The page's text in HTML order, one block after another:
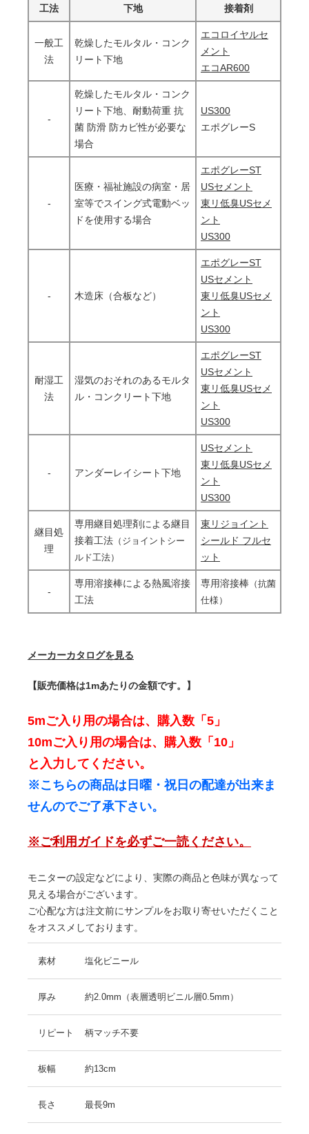
工法 下地 接着剤
一般工
法
乾燥したモルタル・コンク
リート下地
エコロイヤルセ
メント
エコAR600
-
乾燥したモルタル・コンク
リート下地、耐動荷重 抗
菌 防滑 防カビ性が必要な
場合
US300
エポグレーS
-
医療・福祉施設の病室・居
室等でスイング式電動ベッ
ドを使用する場合
エポグレーST
USセメント
東リ低臭USセメ
ント
US300
- 木造床（合板など）
エポグレーST
USセメント
東リ低臭USセメ
ント
US300
耐湿工
法
湿気のおそれのあるモルタ
ル・コンクリート下地
エポグレーST
USセメント
東リ低臭USセメ
ント
US300
- アンダーレイシート下地
USセメント
東リ低臭USセメ
ント
US300
継目処
理
専用継目処理剤による継目
接着工法 （ジョイントシー
ルド工法）
東リジョイント
シールド フルセ
ット
-
専用溶接棒による熱風溶接
工法
専用溶接棒 （抗菌
仕様）
メーカーカタログを見る
【販売価格は1mあたりの金額です。】
5mご入り用の場合は、購入数「5」
10mご入り用の場合は、購入数「10」
と入力してください。
※こちらの商品は日曜・祝日の配達が出来ま
せんのでご了承下さい。
※ご利用ガイドを必ずご一読ください。
モニターの設定などにより、実際の商品と色味が異なって
見える場合がございます。
ご心配な方は注文前にサンプルをお取り寄せいただくこと
をオススメしております。
素材 塩化ビニール
厚み 約2.0mm（表層透明ビニル層0.5mm）
リピート 柄マッチ不要
板幅 約13cm
長さ 最長9m